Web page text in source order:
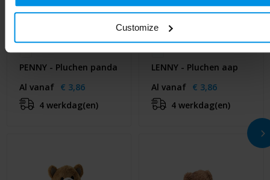
Customize
PENNY - Pluchen panda
Al vanaf € 3,86
4 werkdag(en)
LENNY - Pluchen aap
Al vanaf € 3,86
4 werkdag(en)